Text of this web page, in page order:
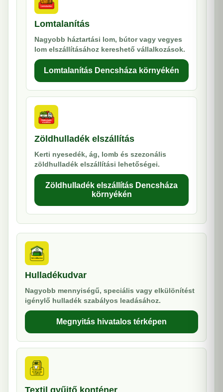
Lomtalanítás
Nagyobb háztartási lom, bútor vagy vegyes
lom elszállításához kereshető vállalkozások.
Lomtalanítás Dencsháza környékén
Zöldhulladék elszállítás
Kerti nyesedék, ág, lomb és szezonális
zöldhulladék elszállítási lehetőségei.
Zöldhulladék elszállítás Dencsháza
környékén
Hulladékudvar
Nagyobb mennyiségű, speciális vagy elkülönítést
igénylő hulladék szabályos leadásához.
Megnyitás hivatalos térképen
Textil gyűjtő konténer